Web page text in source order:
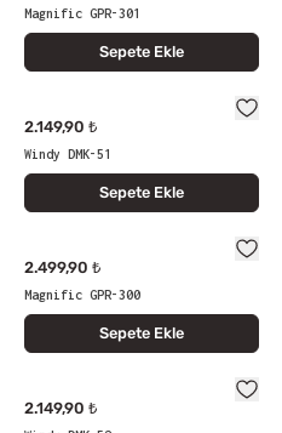
Magnific GPR-301
Sepete Ekle
2.149,90 ₺
Windy DMK-51
Sepete Ekle
2.499,90 ₺
Magnific GPR-300
Sepete Ekle
2.149,90 ₺